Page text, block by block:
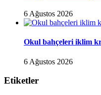
6 Ağustos 2026
Okul bahçeleri iklim
6 Ağustos 2026
Etiketler